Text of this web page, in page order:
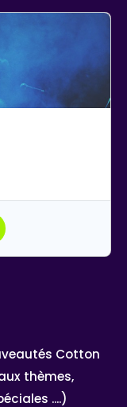
Cotton
thèmes,
....)